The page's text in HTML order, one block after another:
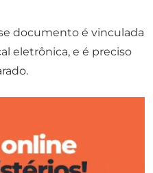
documento é vinculada
eletrônica, e é preciso